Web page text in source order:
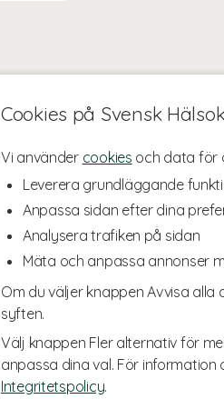
Cookies på Svensk
Vi använder cookies och data för
Leverera grundläggande
Anpassa sidan efter dina
Analysera trafiken på sidan
Mäta och anpassa annonser
Om du väljer knappen Avvisa
syften.
Välj knappen Fler alternativ för
anpassa dina val. För
Integritetspolicy.